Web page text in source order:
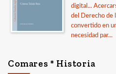
digital...
del Derecho de
convertido en
necesidad par...
Comares * Historia